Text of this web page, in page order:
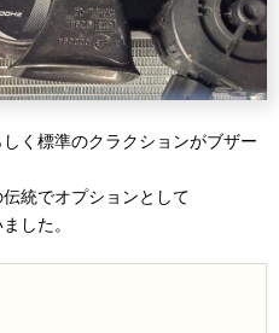
く標準のクラクションがブザー
統でオプションとして
した。